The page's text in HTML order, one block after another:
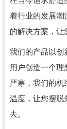
着行业的发展潮
的解决方案，让
我们的产品以创
用户创造一个
严寒，我们的机
温度，让您摆脱
去。